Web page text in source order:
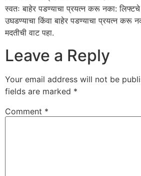
​स्वतः बाहेर पडण्याचा प्रयत्न करू नका:
उघडण्याचा किंवा बाहेर पडण्याचा प्रयत्न करू
मदतीची वाट पहा.
Leave a Reply
Your email address will not be
fields are marked *
Comment *